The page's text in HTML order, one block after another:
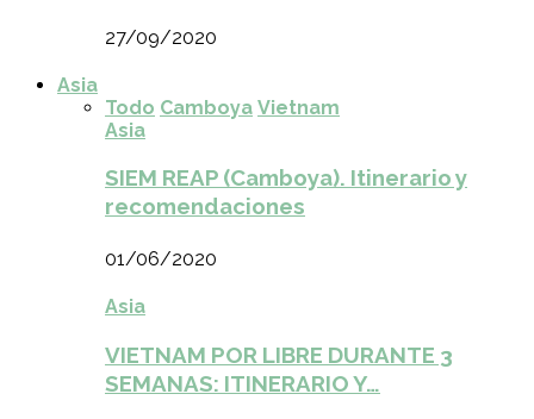
27/09/2020
Asia
Todo Camboya Vietnam
Asia
SIEM REAP (Camboya). Itinerario y
recomendaciones
01/06/2020
Asia
VIETNAM POR LIBRE DURANTE 3
SEMANAS: ITINERARIO Y…